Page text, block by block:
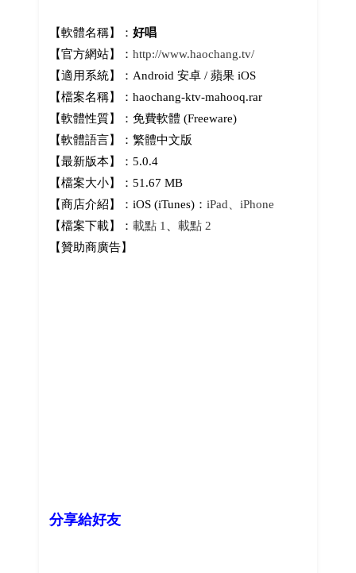
【軟體名稱】： 好唱
【官方網站】： http://www.haochang.tv/
【適用系統】：Android 安卓 / 蘋果 iOS
【檔案名稱】：haochang-ktv-mahooq.rar
【軟體性質】：免費軟體 (Freeware)
【軟體語言】：繁體中文版
【最新版本】：5.0.4
【檔案大小】：51.67 MB
【商店介紹】：iOS (iTunes)： iPad、iPhone
【檔案下載】： 載點 1、 載點 2
【贊助商廣告】
分享給好友